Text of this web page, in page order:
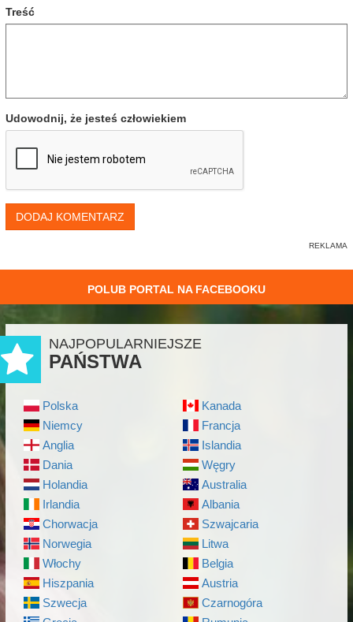
Treść
Udowodnij, że jesteś człowiekiem
DODAJ KOMENTARZ
POLUB PORTAL NA FACEBOOKU
NAJPOPULARNIEJSZE
PAŃSTWA
Polska
Niemcy
Anglia
Dania
Holandia
Irlandia
Chorwacja
Norwegia
Włochy
Hiszpania
Szwecja
Kanada
Francja
Islandia
Węgry
Australia
Albania
Szwajcaria
Litwa
Belgia
Austria
Czarnogóra